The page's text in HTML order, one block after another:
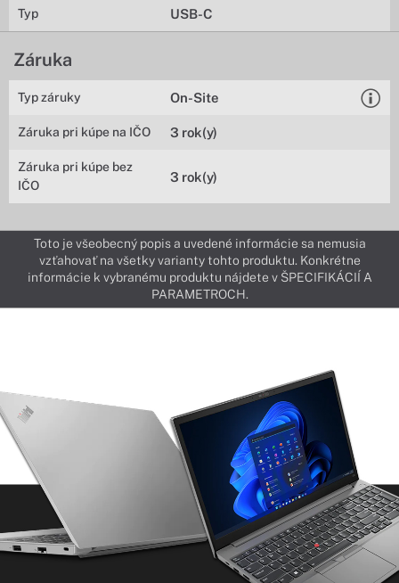
Typ USB-C
Záruka
Typ záruky On-Site
Záruka pri kúpe na IČO 3 rok(y)
Záruka pri kúpe bez
IČO
3 rok(y)
Toto je všeobecný popis a uvedené informácie sa nemusia
vzťahovať na všetky varianty tohto produktu. Konkrétne
informácie k vybranému produktu nájdete v ŠPECIFIKÁCIÍ A
PARAMETROCH.